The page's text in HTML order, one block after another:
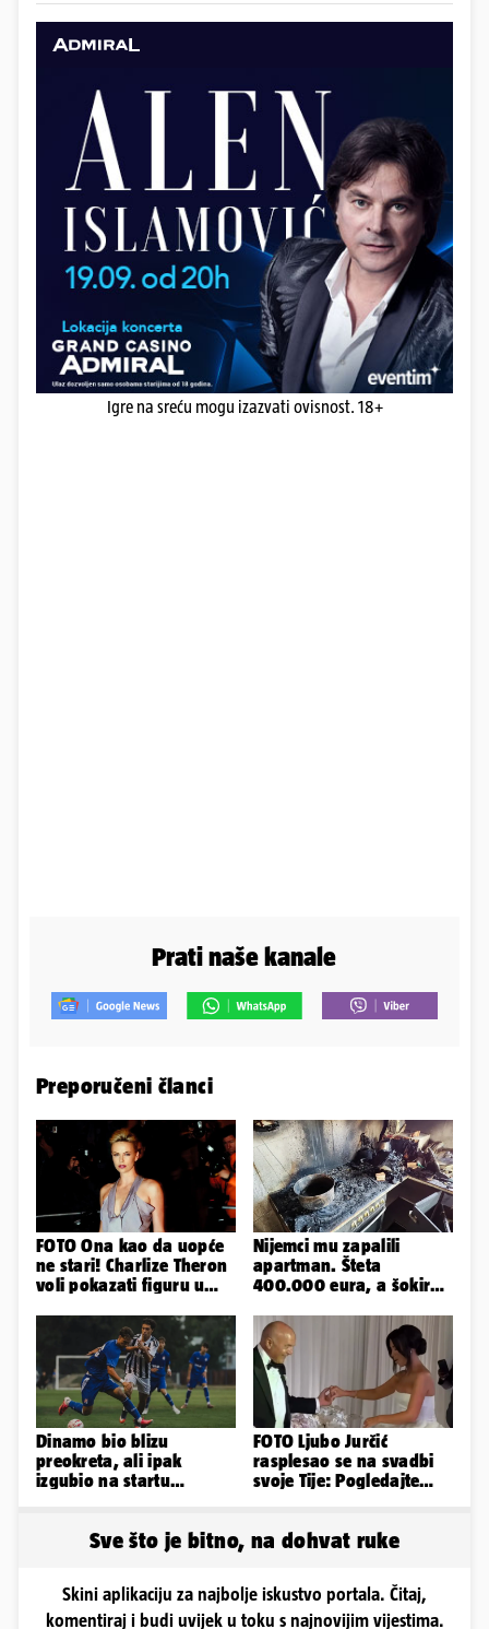
Igre na sreću mogu izazvati ovisnost. 18+
Prati naše kanale
Preporučeni članci
FOTO Ona kao da uopće
ne stari! Charlize Theron
voli pokazati figuru u
Nijemci mu zapalili
apartman. Šteta
400.000 eura, a šokirao
Dinamo bio blizu
preokreta, ali ipak
izgubio na startu
FOTO Ljubo Jurčić
rasplesao se na svadbi
svoje Tije: Pogledajte
Sve što je bitno, na dohvat ruke
Skini aplikaciju za najbolje iskustvo portala. Čitaj,
komentiraj i budi uvijek u toku s najnovijim vijestima.